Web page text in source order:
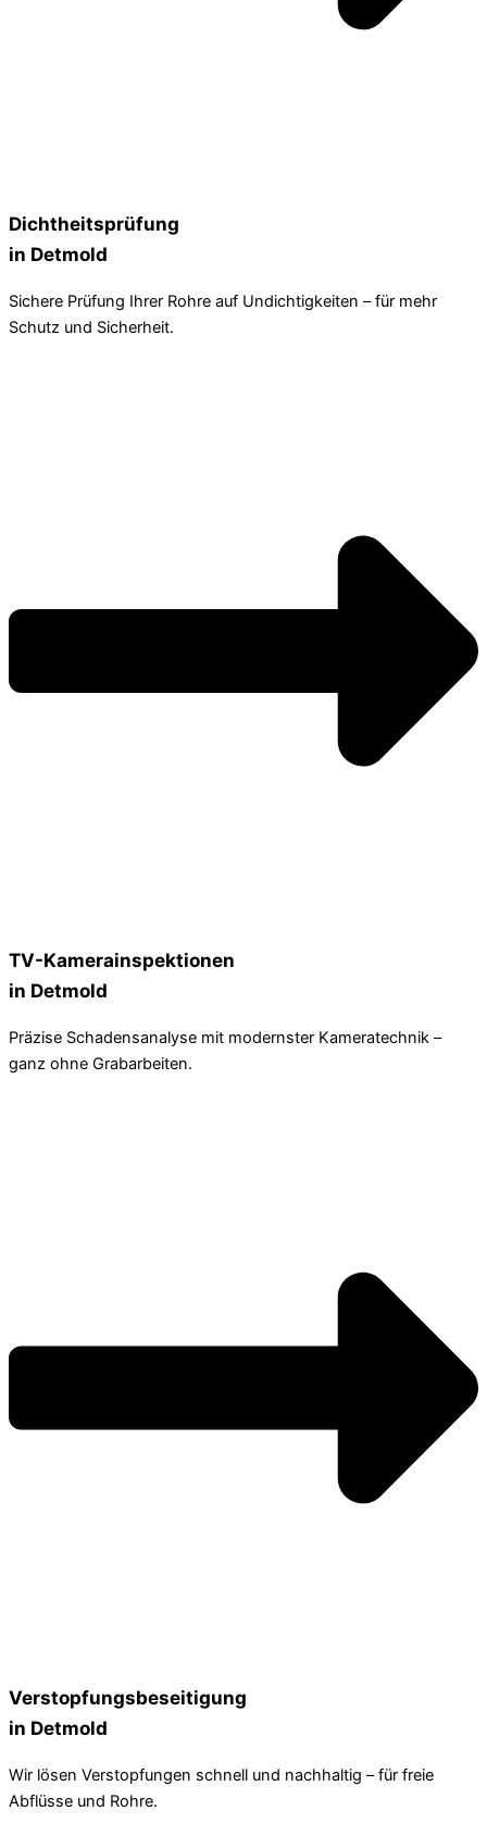
Dichtheitsprüfung
in Detmold
Sichere Prüfung Ihrer Rohre auf Undichtigkeiten – für mehr
Schutz und Sicherheit.
TV-Kamerainspektionen
in Detmold
Präzise Schadensanalyse mit modernster Kameratechnik –
ganz ohne Grabarbeiten.
Verstopfungsbeseitigung
in Detmold
Wir lösen Verstopfungen schnell und nachhaltig – für freie
Abflüsse und Rohre.